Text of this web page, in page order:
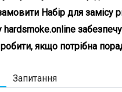
сайті ви знайдете
та насолоджуйтесь високою
Набір для замісу
додайте Набір для замісу
hardsmoke.online
вибираємо
якщо потрібна
Запитання